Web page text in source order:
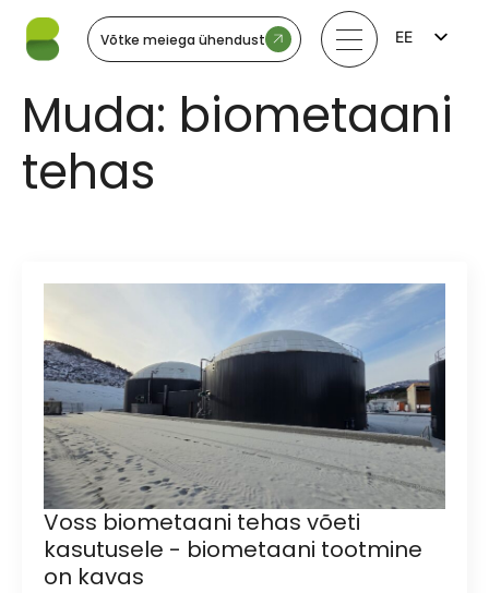
Võtke meiega ühendust
EE
LV
LT
Muda: biometaani
tehas
Voss biometaani tehas võeti
kasutusele - biometaani tootmine
on kavas